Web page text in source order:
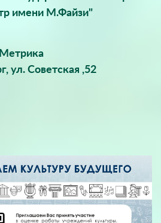
имени М.Файзи"
ул. Советская ,52